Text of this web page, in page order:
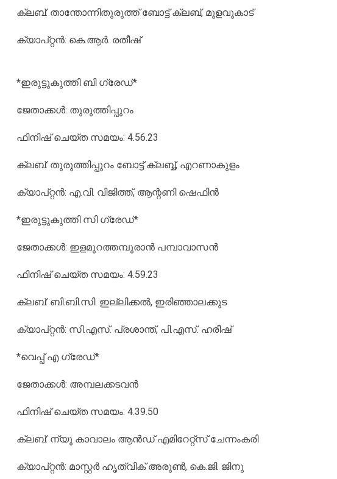
ക്ലബ്: താന്തോന്നിതുരുത്ത് ബോട്ട് ക്ലബ്, മുളവുകാട്
ക്യാപ്റ്റന്‍: കെ.ആര്‍. രതീഷ്
*ഇരുട്ടുകുത്തി ബി ഗ്രേഡ്*
ജേതാക്കള്‍: തുരുത്തിപ്പുറം
ഫിനിഷ് ചെയ്ത സമയം: 4.56.23
ക്ലബ്: തുരുത്തിപ്പുറം ബോട്ട് ക്ലബ്ബ്, എറണാകുളം
ക്യാപ്റ്റന്‍: എ.വി. വിജിത്ത്, ആന്റണി ഷെഫിന്‍
*ഇരുട്ടുകുത്തി സി ഗ്രേഡ്*
ജേതാക്കള്‍: ഇളമുറത്തമ്പുരാന്‍ പമ്പാവാസന്‍
ഫിനിഷ് ചെയ്ത സമയം: 4.59.23
ക്ലബ്: ബി.ബി.സി. ഇല്ലിക്കല്‍, ഇരിഞ്ഞാലക്കുട
ക്യാപ്റ്റന്‍: സി.എസ്. പ്രശാന്ത്, പി.എസ്. ഹരീഷ്
*വെപ്പ് എ ഗ്രേഡ്*
ജേതാക്കള്‍: അമ്പലക്കടവന്‍
ഫിനിഷ് ചെയ്ത സമയം: 4.39.50
ക്ലബ്: ന്യൂ കാവാലം ആന്‍ഡ് എമിറേറ്റ്‌സ് ചേന്നംകരി
ക്യാപ്റ്റന്‍: മാസ്റ്റര്‍ ഹൃത്വിക് അരുണ്‍, കെ.ജി. ജിനു